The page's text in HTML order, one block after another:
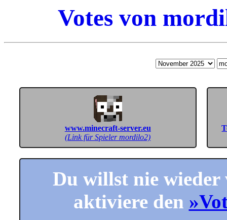
Votes von
www.minecraft-server.eu
(Link für Spieler mordilo2)
Du willst nie wieder
aktiviere den